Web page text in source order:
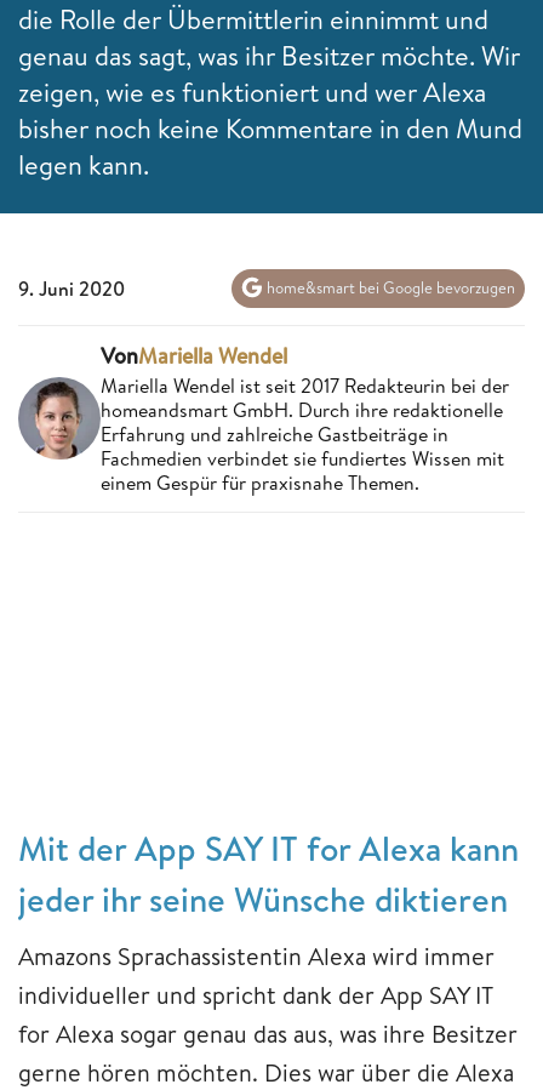
die Rolle der Übermittlerin einnimmt und
genau das sagt, was ihr Besitzer möchte. Wir
zeigen, wie es funktioniert und wer Alexa
bisher noch keine Kommentare in den Mund
legen kann.
9. Juni 2020 home&smart bei Google bevorzugen
VonMariella Wendel
Mariella Wendel ist seit 2017 Redakteurin bei der
homeandsmart GmbH. Durch ihre redaktionelle
Erfahrung und zahlreiche Gastbeiträge in
Fachmedien verbindet sie fundiertes Wissen mit
einem Gespür für praxisnahe Themen.
Mit der App SAY IT for Alexa kann
jeder ihr seine Wünsche diktieren
Amazons Sprachassistentin Alexa wird immer
individueller und spricht dank der App SAY IT
for Alexa sogar genau das aus, was ihre Besitzer
gerne hören möchten. Dies war über die Alexa